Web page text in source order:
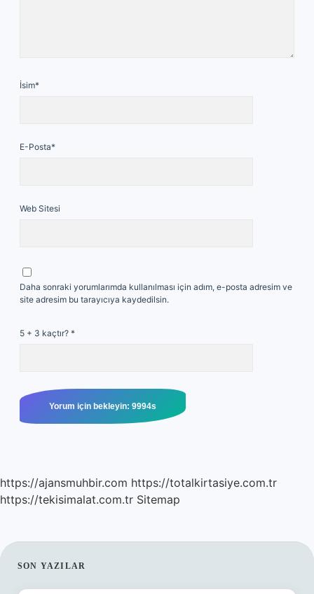
İsim*
E-Posta*
Web Sitesi
Daha sonraki yorumlarımda kullanılması için adım, e-posta adresim ve
site adresim bu tarayıcıya kaydedilsin.
5 + 3 kaçtır? *
https://ajansmuhbir.com https://totalkirtasiye.com.tr
https://tekisimalat.com.tr Sitemap
SIDEBAR
SON YAZILAR